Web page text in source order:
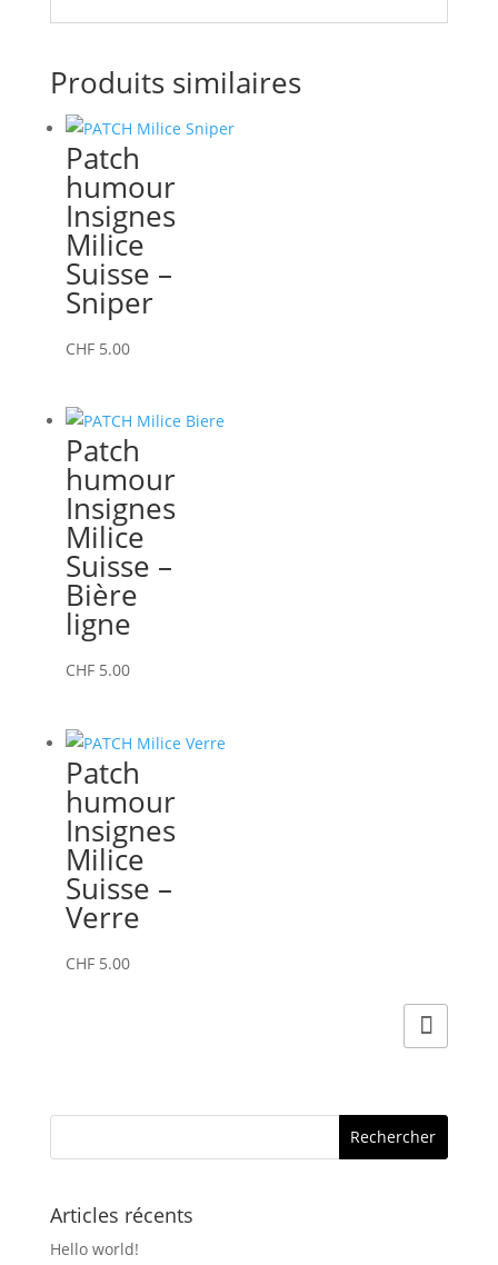
Produits similaires
Patch
humour
Insignes
Milice
Suisse –
Sniper
CHF5.00
Patch
humour
Insignes
Milice
Suisse –
Bière
ligne
CHF5.00
Patch
humour
Insignes
Milice
Suisse –
Verre
CHF5.00
Articles récents
Hello world!